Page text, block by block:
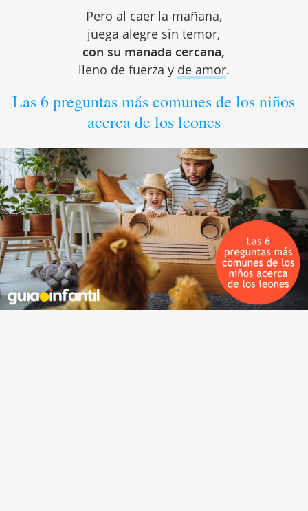
Pero al caer la mañana,
juega alegre sin temor,
con su manada cercana,
lleno de fuerza y de amor.
Las 6 preguntas más comunes de los niños
acerca de los leones